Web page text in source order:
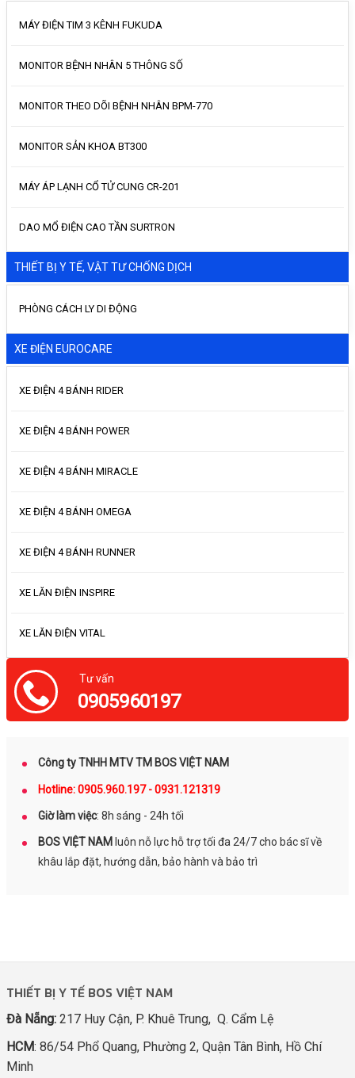
MÁY ĐIỆN TIM 3 KÊNH FUKUDA
MONITOR BỆNH NHÂN 5 THÔNG SỐ
MONITOR THEO DÕI BỆNH NHÂN BPM-770
MONITOR SẢN KHOA BT300
MÁY ÁP LẠNH CỔ TỬ CUNG CR-201
DAO MỔ ĐIỆN CAO TẦN SURTRON
THIẾT BỊ Y TẾ, VẬT TƯ CHỐNG DỊCH
PHÒNG CÁCH LY DI ĐỘNG
XE ĐIỆN EUROCARE
XE ĐIỆN 4 BÁNH RIDER
XE ĐIỆN 4 BÁNH POWER
XE ĐIỆN 4 BÁNH MIRACLE
XE ĐIỆN 4 BÁNH OMEGA
XE ĐIỆN 4 BÁNH RUNNER
XE LĂN ĐIỆN INSPIRE
XE LĂN ĐIỆN VITAL
Tư vấn
0905960197
Công ty TNHH MTV TM BOS VIỆT NAM
Hotline: 0905.960.197 - 0931.121319
Giờ làm việc: 8h sáng - 24h tối
BOS VIỆT NAM luôn nỗ lực hỗ trợ tối đa 24/7 cho bác sĩ về
khâu lắp đặt, hướng dẫn, bảo hành và bảo trì
THIẾT BỊ Y TẾ BOS VIỆT NAM
Đà Nẵng: 217 Huy Cận, P. Khuê Trung, Q. Cẩm Lệ
HCM: 86/54 Phổ Quang, Phường 2, Quận Tân Bình, Hồ Chí
Minh